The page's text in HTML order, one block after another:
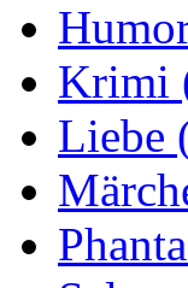
Krimi
Liebe